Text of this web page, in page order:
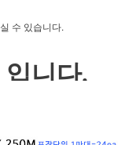
수 있습니다.
니다.